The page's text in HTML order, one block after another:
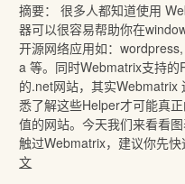
摘要： 很多人都知道使用
器可以很容易帮助你在
开源网络应用如：
a 等。同时Webmatrix支持
的.net网站，其实Webmatrix
悉了解这些Helper才可能真
值的网站。今天我们来看看
触过Webmatrix，建议你先
文